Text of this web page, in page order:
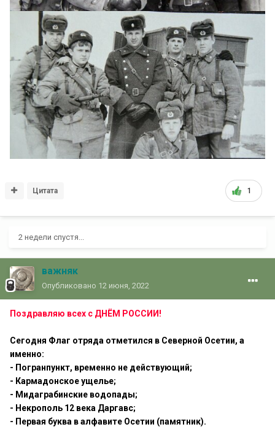
1
Цитата
2 недели спустя...
важняк
Опубликовано 12 июня, 2022
Поздравляю всех с ДНЁМ РОССИИ!
Сегодня Флаг отряда отметился в Северной Осетии, а
именно:
- Погранпункт, временно не действующий;
- Кармадонское ущелье;
- Мидаграбинские водопады;
- Некрополь 12 века Даргавс;
- Первая буква в алфавите Осетии (памятник).